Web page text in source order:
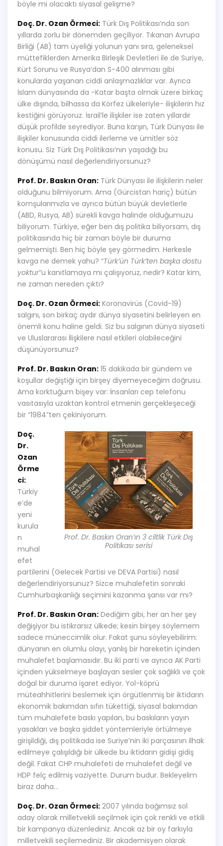
böyle mi olacaktı siyasal gelişme?
Doç. Dr. Ozan Örmeci: Türk Dış Politikası’nda son
yıllarda zorlu bir dönemden geçiliyor. Tıkanan Avrupa
Birliği (AB) tam üyeliği yolunun yanı sıra, geleneksel
müttefiklerden Amerika Birleşik Devletleri ile de Suriye,
Kürt Sorunu ve Rusya’dan S-400 alınması gibi
konularda yaşanan ciddi anlaşmazlıklar var. Ayrıca
İslam dünyasında da -Katar başta olmak üzere birkaç
ülke dışında, bilhassa da Körfez ülkeleriyle- ilişkilerin hız
kestiğini görüyoruz. İsrail’le ilişkiler ise zaten yıllardır
düşük profilde seyrediyor. Buna karşın, Türk Dünyası ile
ilişkiler konusunda ciddi ilerleme ve ümitler söz
konusu. Siz Türk Dış Politikası’nın yaşadığı bu
dönüşümü nasıl değerlendiriyorsunuz?
Prof. Dr. Baskın Oran: Türk Dünyası ile ilişkilerin neler
olduğunu bilmiyorum. Ama (Gürcistan hariç) bütün
komşularımızla ve ayrıca bütün büyük devletlerle
(ABD, Rusya, AB) sürekli kavga halinde olduğumuzu
biliyorum. Türkiye, eğer ben dış politika biliyorsam, dış
politikasında hiç bir zaman böyle bir duruma
gelmemişti. Ben hiç böyle şey görmedim. Herkesle
kavga ne demek yahu? “Türk’ün Türk’ten başka dostu
yoktur”u kanıtlamaya mı çalışıyoruz, nedir? Katar kim,
ne zaman nereden çıktı?
Doç. Dr. Ozan Örmeci: Koronavirüs (Covid-19)
salgını, son birkaç aydır dünya siyasetini belirleyen en
önemli konu haline geldi. Siz bu salgının dünya siyaseti
ve Uluslararası İlişkilere nasıl etkileri olabileceğini
düşünüyorsunuz?
Prof. Dr. Baskın Oran: 15 dakikada bir gündem ve
koşullar değiştiği için birşey diyemeyeceğim doğrusu.
Ama korktuğum bişey var: İnsanları cep telefonu
vasıtasıyla uzaktan kontrol etmenin gerçekleşeceği
bir “1984”ten çekiniyorum.
Prof. Dr. Baskın Oran’ın 3 ciltlik Türk Dış
Politikası serisi
Doç.
Dr.
Ozan
Örme
ci:
Türkiy
e’de
yeni
kurula
n
muhal
efet
partilerini (Gelecek Partisi ve DEVA Partisi) nasıl
değerlendiriyorsunuz? Sizce muhalefetin sonraki
Cumhurbaşkanlığı seçimini kazanma şansı var mı?
Prof. Dr. Baskın Oran: Dediğim gibi, her an her şey
değişiyor bu istikrarsız ülkede; kesin birşey söylemem
sadece müneccimlik olur. Fakat şunu söyleyebilirim:
dünyanın en olumlu olayı, yanlış bir hareketin içinden
muhalefet başlamasıdır. Bu iki parti ve ayrıca AK Parti
içinden yükselmeye başlayan sesler çok sağlıklı ve çok
doğal bir duruma işaret ediyor. Yol-köprü
müteahhitlerini beslemek için örgütlenmiş bir iktidarın
ekonomik bakımdan sıfırı tükettiği, siyasal bakımdan
tüm muhalefete baskı yapılan, bu baskıların yayın
yasakları ve başka şiddet yöntemleriyle örtülmeye
girişildiği, dış politikada ise Suriye’nin iki parçasının ilhak
edilmeye çalışıldığı bir ülkede bu iktidarın gidişi gidiş
değil. Fakat CHP muhalefeti de muhalefet değil ve
HDP felç edilmiş vaziyette. Durum budur. Bekleyelim
biraz daha…
Doç. Dr. Ozan Örmeci: 2007 yılında bağımsız sol
aday olarak milletvekili seçilmek için çok renkli ve etkili
bir kampanya düzenlediniz. Ancak az bir oy farkıyla
milletvekili seçilemediniz. Bir akademisyen olarak